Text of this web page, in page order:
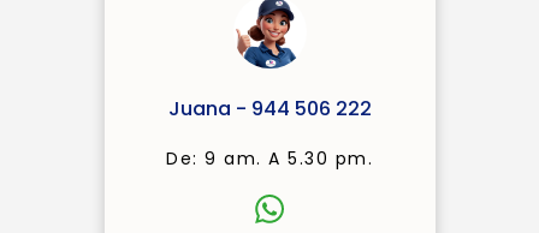
Juana - 944 506 222
De: 9 am. A 5.30 pm.